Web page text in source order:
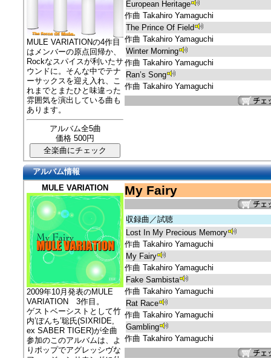
MULE VARIATIONの4作目
はメンバーの原点回帰か、
Rockなスパイスが利いたサ
ウンドに。そんな中でテナ
ーサックスを迎え入れ、こ
れまでとまたひと味違った
雰囲気を演出している曲も
あります。
アルバム全5曲
価格 500円
European Heritage
作曲 Takahiro Yamaguchi
The Prince Of Field
作曲 Takahiro Yamaguchi
Winter Morning
作曲 Takahiro Yamaguchi
Ran’s Song
作曲 Takahiro Yamaguchi
アルバム情報
MULE VARIATION
2009年10月発表のMULE
VARIATION 3作目。
ゲストベーシストとして竹
内’ぽんち’聡氏(SIXRIDE,
ex SABER TIGER)が全曲
参加のこのアルバムは、よ
りポップでアグレッシヴな
My Fairy
収録曲／試聴
Lost In My Precious Memory
作曲 Takahiro Yamaguchi
My Fairy
作曲 Takahiro Yamaguchi
Fake Sambista
作曲 Takahiro Yamaguchi
Rat Race
作曲 Takahiro Yamaguchi
Gambling
作曲 Takahiro Yamaguchi